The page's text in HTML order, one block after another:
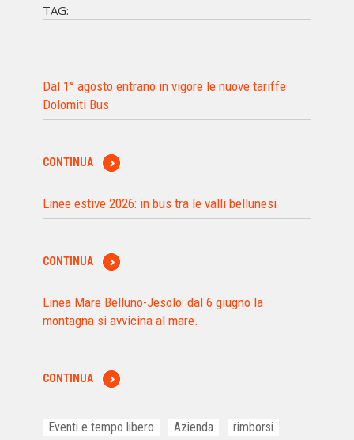
TAG:
Dal 1° agosto entrano in vigore le nuove tariffe
Dolomiti Bus
CONTINUA
Linee estive 2026: in bus tra le valli bellunesi
CONTINUA
Linea Mare Belluno-Jesolo: dal 6 giugno la
montagna si avvicina al mare.
CONTINUA
Eventi e tempo libero Azienda
rimborsi